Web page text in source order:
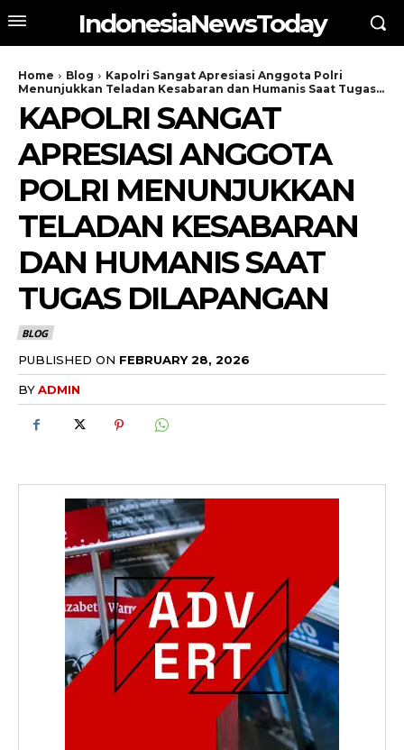
IndonesiaNewsToday
Home Blog
Kapolri Sangat Apresiasi Anggota Polri
Menunjukkan Teladan Kesabaran dan Humanis Saat Tugas...
KAPOLRI SANGAT
APRESIASI ANGGOTA
POLRI MENUNJUKKAN
TELADAN KESABARAN
DAN HUMANIS SAAT
TUGAS DILAPANGAN
BLOG
PUBLISHED ON FEBRUARY 28, 2026
BYADMIN